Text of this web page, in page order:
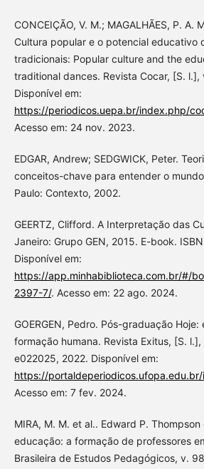
CONCEIÇÃO, V. M.; MAGALHÃES, P. A.
Cultura popular e o potencial educativo
tradicionais: Popular culture and the
traditional dances. Revista Cocar, [S. l.],
Disponível em:
https://periodicos.uepa.br/index.php/
Acesso em: 24 nov. 2023.
EDGAR, Andrew; SEDGWICK, Peter.
conceitos-chave para entender o
Paulo: Contexto, 2002.
GEERTZ, Clifford. A Interpretação das
Janeiro: Grupo GEN, 2015. E-book.
Disponível em:
https://app.minhabiblioteca.com.br/#/
2397-7/. Acesso em: 22 ago. 2024.
GOERGEN, Pedro. Pós-graduação
formação humana. Revista Exitus, [S. l.],
e022025, 2022. Disponível em:
https://
Acesso em: 7 fev. 2024.
MIRA, M. M. et al.. Edward P.
educação: a formação de professores
Brasileira de Estudos Pedagógicos, v.